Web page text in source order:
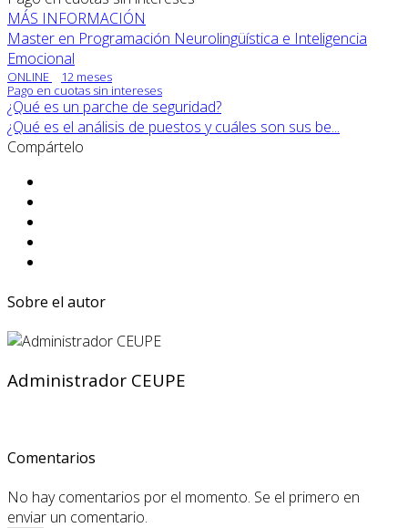
MÁS INFORMACIÓN
Master en Programación Neurolingüística e Inteligencia
Emocional
ONLINE
12 meses
Pago en cuotas sin intereses
¿Qué es un parche de seguridad?
¿Qué es el análisis de puestos y cuáles son sus be...
Compártelo
Sobre el autor
Administrador CEUPE
Comentarios
No hay comentarios por el momento. Se el primero en
enviar un comentario.